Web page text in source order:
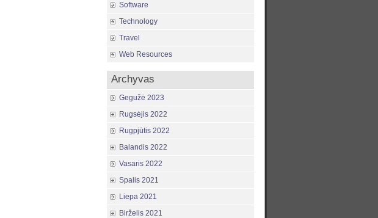
Software
Technology
Travel
Web Resources
Archyvas
Gegužė 2023
Rugsėjis 2022
Rugpjūtis 2022
Balandis 2022
Vasaris 2022
Spalis 2021
Liepa 2021
Birželis 2021